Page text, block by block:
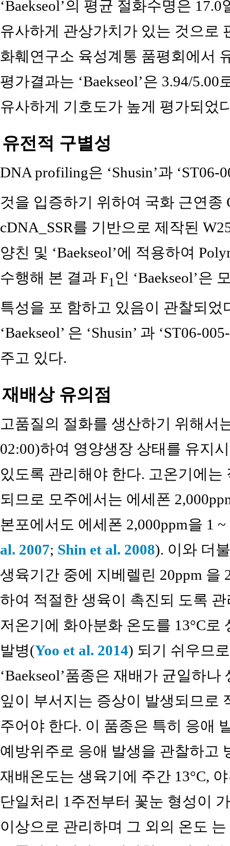
‘Baekseol’의 평균 절화수명은 17.0
유사하게 관상가치가 있는 것으로
화훼연구소 육성계통 품평회에서
평가결과는 ‘Baekseol’은 3.94/5.00
유사하게 기호도가 높게 평가되었
유전적 구별성
DNA profiling은 ‘Shusin’과 ‘ST06-
것을 입증하기 위하여 국화 근연종
cDNA_SSR를 기반으로 제작된
양친 및 ‘Baekseol’에 적용하여
수행해 본 결과 F1 인 ‘Baekseol’은
특성을 포 함하고 있음이 관찰되었
‘Baekseol’ 은 ‘Shusin’ 과 ‘ST06-
주고 있다.
재배상 유의점
고품질의 절화를 생산하기 위해서
02:00)하여 영양생장 상태를 유지
있도록 관리해야 한다. 고온기에
되므로 모주에서는 에세폰
본포에서도 에세폰 2,000ppm을 1
al. 2007; Shin et al. 2008). 이와 더
생육기간 중에 지베렐린 20ppm 을
하여 적절한 생육이 촉진되 도록 관
저온기에 화아분화 온도를 13°C
발병(Yoo et al. 2014) 되기 쉬우므
‘Baekseol’품종은 재배가 균일하
잎이 부서지는 증상이 발생되므로
주어야 한다. 이 품종은 특히 응애
예방위주로 응애 발생을 관찰하고
재배온도는 생육기에 주간 13°C,
단일처리 1주전부터 꽃눈 형성이
이상으로 관리하며 그 외의 온도